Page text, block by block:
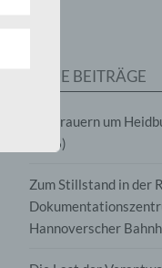
NEUE BEITRÄGE
Wir trauern um
2026)
Zum Stillstand in der
Hannoverscher